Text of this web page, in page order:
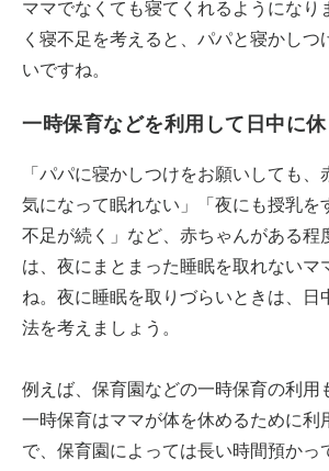
ママでなくても寝てくれるようになり
く寝不足を考えると、パパと寝かしつ
いですね。
一時保育などを利用して日中に休
「パパに寝かしつけをお願いしても
気になって眠れない」「夜にも授乳を
不足が続く」など、赤ちゃんがある程
は、夜にまとまった睡眠を取れないマ
ね。夜に睡眠を取りづらいときは、日
法を考えましょう。
例えば、保育園などの一時保育の利用
一時保育はママが体を休めるために利
で、保育園によっては長い時間預かっ